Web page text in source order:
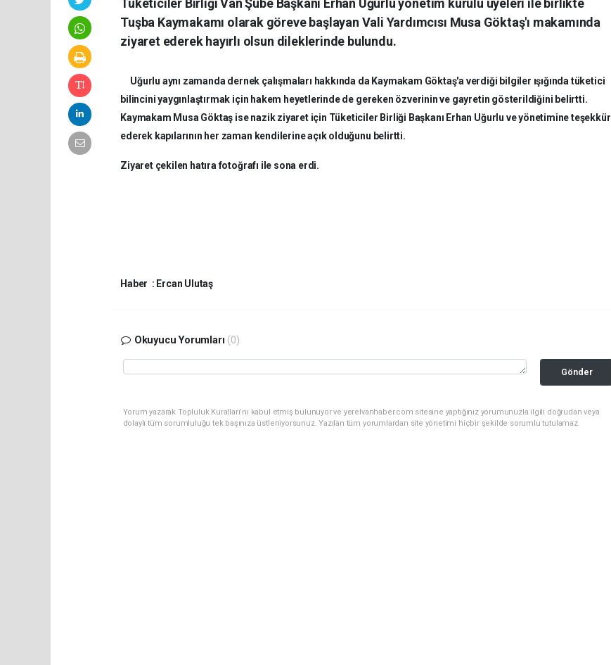
Tuşba Kaymakamı olarak göreve başlayan Vali Yardımcısı Musa Göktaş'ı makamında
ziyaret ederek hayırlı olsun dileklerinde bulundu.
Uğurlu aynı zamanda dernek çalışmaları hakkında da Kaymakam Göktaş'a verdiği bilgiler ışığında tüketici
bilincini yaygınlaştırmak için hakem heyetlerinde de gereken özverinin ve gayretin gösterildiğini belirtti.
Kaymakam Musa Göktaş ise nazik ziyaret için Tüketiciler Birliği Başkanı Erhan Uğurlu ve yönetimine teşekkür
ederek kapılarının her zaman kendilerine açık olduğunu belirtti.
Ziyaret çekilen hatıra fotoğrafı ile sona erdi.
Haber : Ercan Ulutaş
Okuyucu Yorumları (0)
Gönder
Yorum yazarak Topluluk Kuralları’nı kabul etmiş bulunuyor ve yerelvanhaber.com sitesine yaptığınız yorumunuzla ilgili doğrudan veya
dolaylı tüm sorumluluğu tek başınıza üstleniyorsunuz. Yazılan tüm yorumlardan site yönetimi hiçbir şekilde sorumlu tutulamaz.